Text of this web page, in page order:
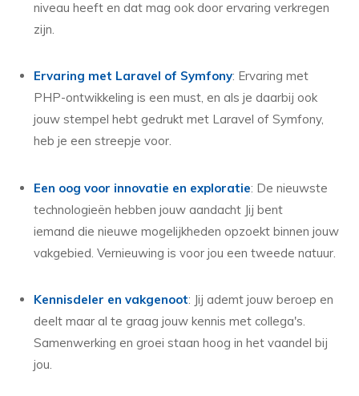
niveau heeft en dat mag ook door ervaring verkregen
zijn.
Ervaring met Laravel of Symfony: Ervaring met
PHP-ontwikkeling is een must, en als je daarbij ook
jouw stempel hebt gedrukt met Laravel of Symfony,
heb je een streepje voor.
Een oog voor innovatie en exploratie: De nieuwste
technologieën hebben jouw aandacht Jij bent
iemand die nieuwe mogelijkheden opzoekt binnen jouw
vakgebied. Vernieuwing is voor jou een tweede natuur.
Kennisdeler en vakgenoot: Jij ademt jouw beroep en
deelt maar al te graag jouw kennis met collega's.
Samenwerking en groei staan hoog in het vaandel bij
jou.